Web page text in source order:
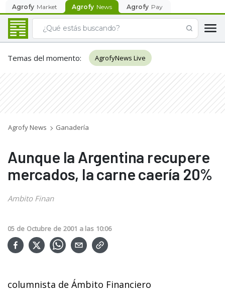
Agrofy Market Agrofy News Agrofy Pay
Temas del momento: AgrofyNews Live
Agrofy News Ganadería
Aunque la Argentina recupere
mercados, la carne caería 20%
Ambito Finan
05 de Octubre de 2001 a las 10:06
columnista de Ámbito Financiero